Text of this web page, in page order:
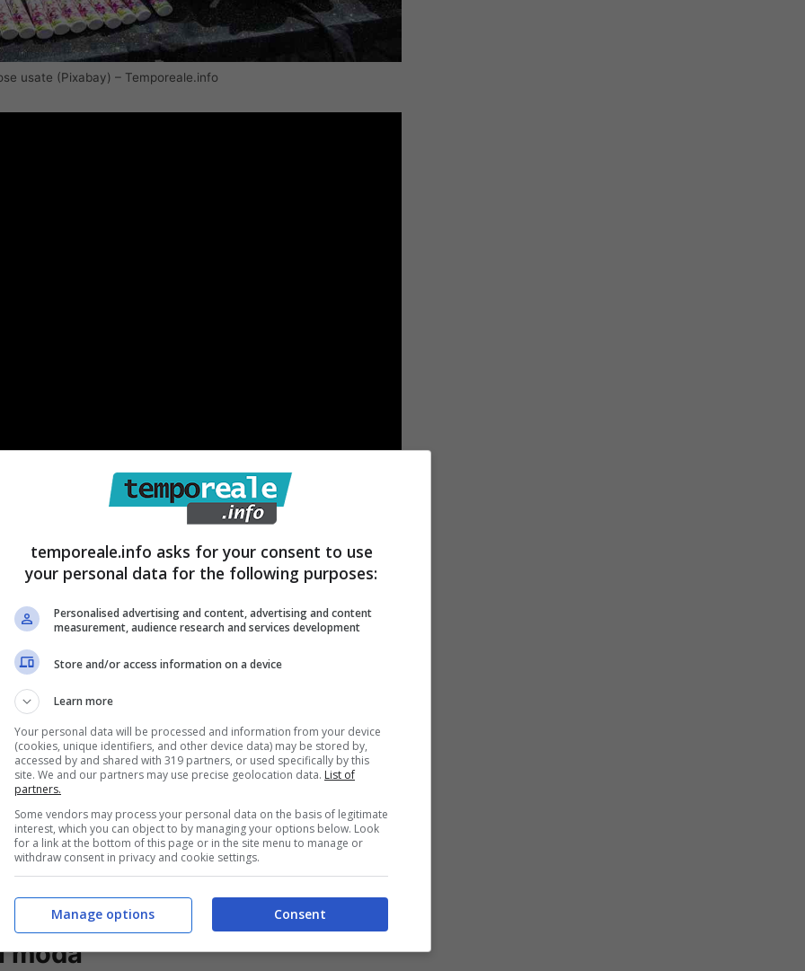
usate (Pixabay) – Temporeale.info
per una crescente sensibilità a temi importanti
prodotti di seconda mano anche in Italia sta
complici le difficoltà finanziarie che continuano a
della popolazione, stretta nella morsa di
Chance Impact Report
commissionato da un colosso come Amazon, il
online è arrivato nel 2024 a2,5 miliardi di
nel 2025. Numeri che dicono molto, soprattutto
in risalto cosa ci sia davvero dietro questo
il settore del “second
moda
temporeale.info asks for your consent to use
your personal data for the following purposes:
Personalised advertising and content, advertising and content
measurement, audience research and services development
Store and/or access information on a device
Learn more
Your personal data will be processed and information from your device
(cookies, unique identifiers, and other device data) may be stored by,
accessed by and shared with 319 partners, or used specifically by this
site. We and our partners may use precise geolocation data. List of
partners.
Some vendors may process your personal data on the basis of legitimate
interest, which you can object to by managing your options below. Look
for a link at the bottom of this page or in the site menu to manage or
withdraw consent in privacy and cookie settings.
Consent
Manage options